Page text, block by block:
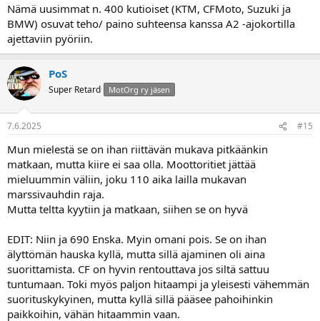
Nämä uusimmat n. 400 kutioiset (KTM, CFMoto, Suzuki ja
BMW) osuvat teho/ paino suhteensa kanssa A2 -ajokortilla
ajettaviin pyöriin.
PoS
Super Retard MotOrg ry jäsen
7.6.2025 #15
Mun mielestä se on ihan riittävän mukava pitkäänkin
matkaan, mutta kiire ei saa olla. Moottoritiet jättää
mieluummin väliin, joku 110 aika lailla mukavan
marssivauhdin raja.
Mutta teltta kyytiin ja matkaan, siihen se on hyvä
EDIT: Niin ja 690 Enska. Myin omani pois. Se on ihan
älyttömän hauska kyllä, mutta sillä ajaminen oli aina
suorittamista. CF on hyvin rentouttava jos siltä sattuu
tuntumaan. Toki myös paljon hitaampi ja yleisesti vähemmän
suorituskykyinen, mutta kyllä sillä pääsee pahoihinkin
paikkoihin, vähän hitaammin vaan.